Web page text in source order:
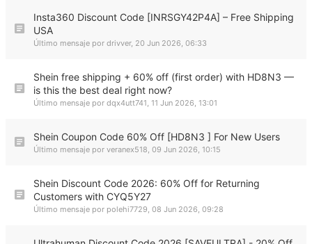
Insta360 Discount Code [INRSGY42P4A] – Free Shipping
USA
Último mensaje por drivver, 20 Jun 2026, 06:33
Shein free shipping + 60% off (first order) with HD8N3 —
is this the best deal right now?
Último mensaje por dqx4utt741, 11 Jun 2026, 13:01
Shein Coupon Code 60% Off [HD8N3 ] For New Users
Último mensaje por veranex518, 09 Jun 2026, 10:15
Shein Discount Code 2026: 60% Off for Returning
Customers with CYQ5Y27
Último mensaje por polehi7729, 08 Jun 2026, 09:28